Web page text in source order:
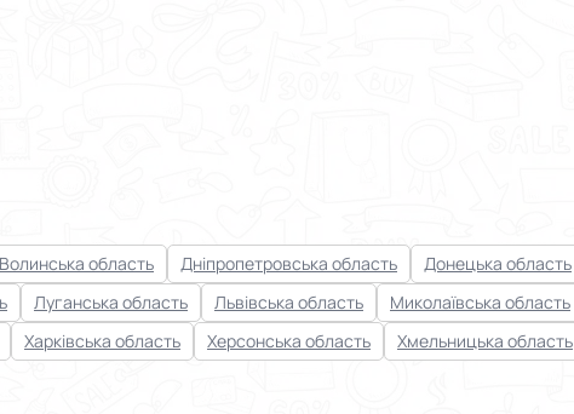
Волинська область Дніпропетровська область Донецька область
Луганська область Львівська область Миколаївська область
Харківська область Херсонська область Хмельницька область